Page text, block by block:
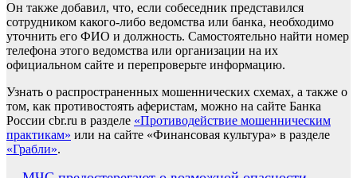
Он также добавил, что, если собеседник представился
сотрудником какого-либо ведомства или банка, необходимо
уточнить его ФИО и должность. Самостоятельно найти номер
телефона этого ведомства или организации на их
официальном сайте и перепроверьте информацию.
Узнать о распространенных мошеннических схемах, а также о
том, как противостоять аферистам, можно на сайте Банка
России cbr.ru в разделе «Противодействие мошенническим
практикам» или на сайте «Финансовая культура» в разделе
«Грабли».